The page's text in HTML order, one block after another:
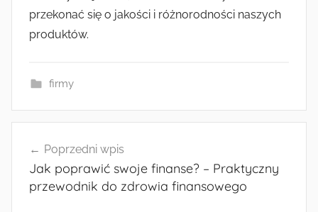
przekonać się o jakości i różnorodności naszych
produktów.
firmy
wpisuPoprzedni wpis
Jak poprawić swoje finanse? – Praktyczny
przewodnik do zdrowia finansowego